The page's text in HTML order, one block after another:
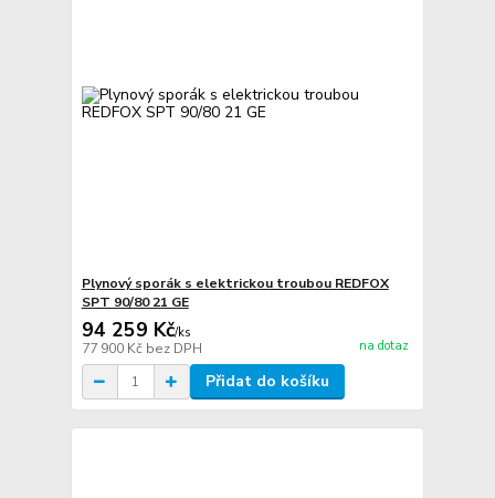
Plynový sporák s elektrickou troubou REDFOX
SPT 90/80 21 GE
94 259 Kč/ks
77 900 Kč bez DPH na dotaz
Přidat do košíku